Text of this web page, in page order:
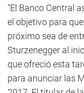
"El Banco Central
el objetivo para
próximo sea de
Sturzenegger al
que ofreció esta
para anunciar las